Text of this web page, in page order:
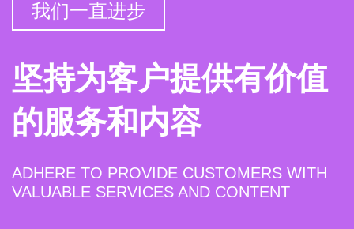
我们一直进步
坚持为客户提供有价值
的服务和内容
ADHERE TO PROVIDE CUSTOMERS WITH
VALUABLE SERVICES AND CONTENT